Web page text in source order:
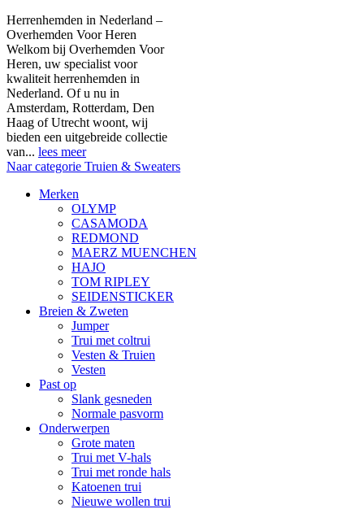
Herrenhemden in Nederland –
Overhemden Voor Heren
Welkom bij Overhemden Voor
Heren, uw specialist voor
kwaliteit herrenhemden in
Nederland. Of u nu in
Amsterdam, Rotterdam, Den
Haag of Utrecht woont, wij
bieden een uitgebreide collectie
van... lees meer
Naar categorie Truien & Sweaters
Merken
OLYMP
CASAMODA
REDMOND
MAERZ MUENCHEN
HAJO
TOM RIPLEY
SEIDENSTICKER
Breien & Zweten
Jumper
Trui met coltrui
Vesten & Truien
Vesten
Past op
Slank gesneden
Normale pasvorm
Onderwerpen
Grote maten
Trui met V-hals
Trui met ronde hals
Katoenen trui
Nieuwe wollen trui